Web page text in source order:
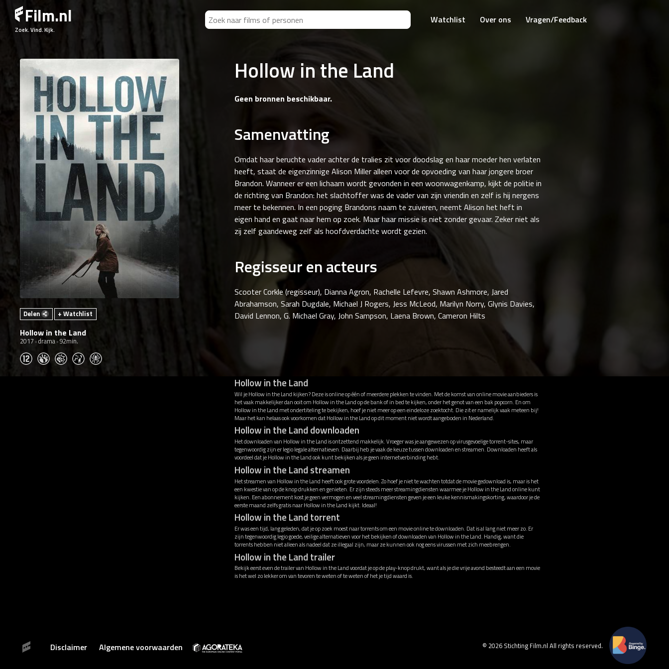
Film.nl
Zoek. Vind. Kijk.
Watchlist Over ons Vragen/Feedback
Delen + Watchlist
Hollow in the Land
2017 drama 92min.
Hollow in the Land
Geen bronnen beschikbaar.
Samenvatting
Omdat haar beruchte vader achter de tralies zit voor doodslag en haar moeder hen verlaten
heeft, staat de eigenzinnige Alison Miller alleen voor de opvoeding van haar jongere broer
Brandon. Wanneer er een lichaam wordt gevonden in een woonwagenkamp, kijkt de politie in
de richting van Brandon: het slachtoffer was de vader van zijn vriendin en zelf is hij nergens
meer te bekennen. In een poging Brandons naam te zuiveren, neemt Alison het heft in
eigen hand en gaat naar hem op zoek. Maar haar missie is niet zonder gevaar. Zeker niet als
zij zelf gaandeweg zelf als hoofdverdachte wordt gezien.
Regisseur en acteurs
Scooter Corkle (regisseur), Dianna Agron, Rachelle Lefevre, Shawn Ashmore, Jared
Abrahamson, Sarah Dugdale, Michael J Rogers, Jess McLeod, Marilyn Norry, Glynis Davies,
David Lennon, G. Michael Gray, John Sampson, Laena Brown, Cameron Hilts
Hollow in the Land
Wil je Hollow in the Land kijken? Deze is online op één of meerdere plekken te vinden. Met de komst van online movie aanbieders is
het vaak makkelijker dan ooit om Hollow in the Land op de bank of in bed te kijken, onder het genot van een bak popcorn. En om
Hollow in the Land met ondertiteling te bekijken, hoef je niet meer op een eindeloze zoektocht. Die zit er namelijk vaak meteen bij!
Maar het kan helaas ook voorkomen dat Hollow in the Land op dit moment niet wordt aangeboden in Nederland.
Hollow in the Land downloaden
Het downloaden van Hollow in the Land is ontzettend makkelijk. Vroeger was je aangewezen op virusgevoelige torrent-sites, maar
tegenwoordig zijn er legio legale alternatieven. Daarbij heb je vaak de keuze tussen downloaden en streamen. Downloaden heeft als
voordeel dat je Hollow in the Land ook kunt bekijken als je geen internetverbinding hebt.
Hollow in the Land streamen
Het streamen van Hollow in the Land heeft ook grote voordelen. Zo hoef je niet te wachten totdat de movie gedownload is, maar is het
een kwestie van op de knop drukken en genieten. Er zijn steeds meer streamingdiensten waarmee je Hollow in the Land online kunt
kijken. Een abonnement kost je geen vermogen en veel streamingdiensten geven je een leuke kennismakingskorting, waardoor je de
eerste maand zelfs gratis naar Hollow in the Land kijkt. Ideaal!
Hollow in the Land torrent
Er was een tijd, lang geleden, dat je op zoek moest naar torrents om een movie online te downloaden. Dat is al lang niet meer zo. Er
zijn tegenwoordig legio goede, veilige alternatieven voor het bekijken of downloaden van Hollow in the Land. Handig, want die
torrents hebben niet alleen als nadeel dat ze illegaal zijn, maar ze kunnen ook nog eens virussen met zich meebrengen.
Hollow in the Land trailer
Bekijk eerst even de trailer van Hollow in the Land voordat je op de play-knop drukt, want als je die vrije avond besteedt aan een movie
is het wel zo lekker om van tevoren te weten of te weten of het je tijd waard is.
Disclaimer Algemene voorwaarden © 2026 Stichting Film.nl All rights reserved.